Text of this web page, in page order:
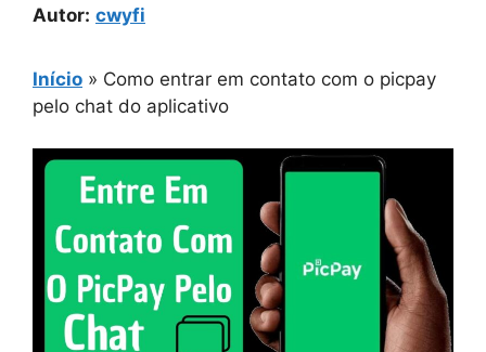
Autor: cwyfi
Início » Como entrar em contato com o picpay
pelo chat do aplicativo